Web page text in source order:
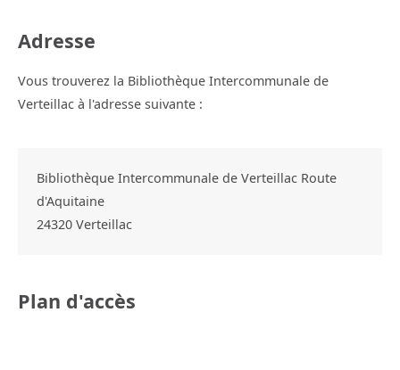
Adresse
Vous trouverez la Bibliothèque Intercommunale de
Verteillac à l'adresse suivante :
Bibliothèque Intercommunale de Verteillac Route
d'Aquitaine
24320 Verteillac
Plan d'accès